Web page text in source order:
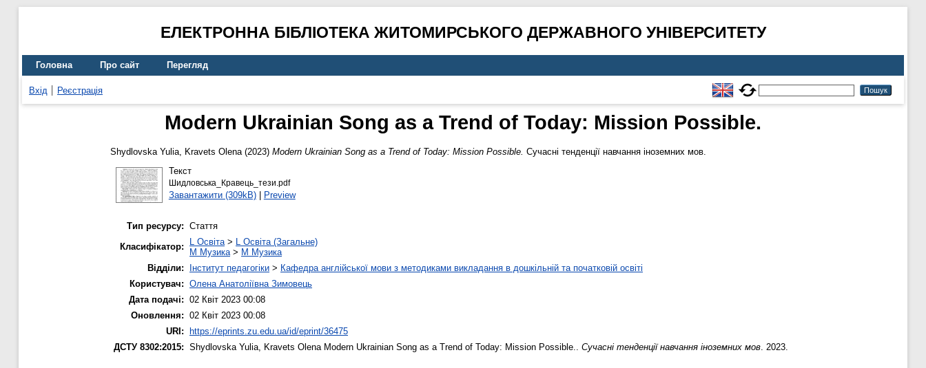
ЕЛЕКТРОННА БІБЛІОТЕКА ЖИТОМИРСЬКОГО ДЕРЖАВНОГО УНІВЕРСИТЕТУ
Головна Про сайт Перегляд
Вхід Реєстрація
Modern Ukrainian Song as a Trend of Today: Mission Possible.
Shydlovska Yulia, Kravets Olena(2023) Modern Ukrainian Song as a Trend of Today: Mission Possible. Сучасні тенденції навчання іноземних мов.
Текст
Шидловська_Кравець_тези.pdf
Завантажити (309kB)| Preview
Тип ресурсу: Стаття
Класифікатор:
L Освіта> L Освіта (Загальне)
M Музика> M Музика
Відділи:
Інститут педагогіки > Кафедра англійської мови з методиками викладання в дошкільній та початковій освіті
Користувач: Олена Анатоліївна Зимовець
Дата подачі: 02 Квіт 2023 00:08
Оновлення: 02 Квіт 2023 00:08
URI:
https://eprints.zu.edu.ua/id/eprint/36475
ДСТУ 8302:2015: Shydlovska Yulia, Kravets OlenaModern Ukrainian Song as a Trend of Today: Mission Possible.. Сучасні тенденції навчання іноземних мов. 2023.